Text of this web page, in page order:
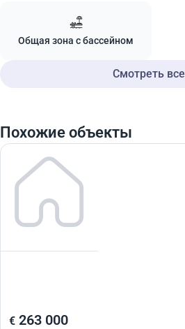
Общая зона с бассейном
Смотреть все
Похожие объекты
€ 263 000